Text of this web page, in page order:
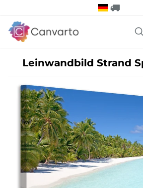
Leinwandbild Strand